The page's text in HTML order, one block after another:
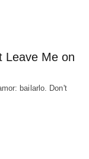
Leave Me on
bailarlo. Don't